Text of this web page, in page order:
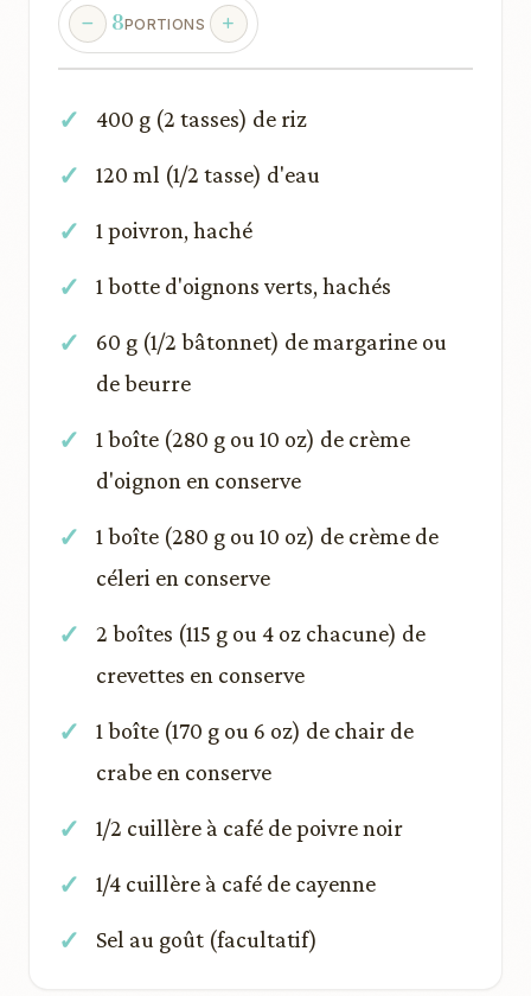
8PORTIONS
400 g (2 tasses) de riz
120 ml (1/2 tasse) d'eau
1 poivron, haché
1 botte d'oignons verts, hachés
60 g (1/2 bâtonnet) de margarine ou
de beurre
1 boîte (280 g ou 10 oz) de crème
d'oignon en conserve
1 boîte (280 g ou 10 oz) de crème de
céleri en conserve
2 boîtes (115 g ou 4 oz chacune) de
crevettes en conserve
1 boîte (170 g ou 6 oz) de chair de
crabe en conserve
1/2 cuillère à café de poivre noir
1/4 cuillère à café de cayenne
Sel au goût (facultatif)